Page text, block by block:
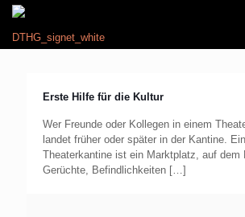
Erste Hilfe für die Kultur
Wer Freunde oder Kollegen in einem
landet früher oder später in der Kantine.
Theaterkantine ist ein Marktplatz, auf dem
Gerüchte, Befindlichkeiten […]